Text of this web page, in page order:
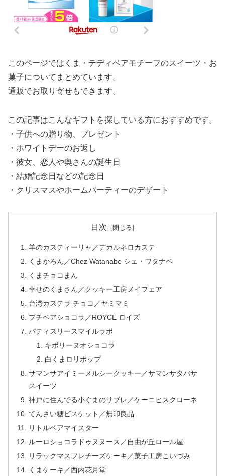
このページではくま・テディベアモチーフのスイーツ・お
菓子についてまとめています。
通販でお取り寄せもできます。
この記事はこんなギフトを探している方におすすめです。
・子供への贈り物、プレゼント
・ホワイトデーのお返し
・彼女、恋人や奥さんの誕生日
・結婚記念日などの記念日
・クリスマスやホームパーティーのデザート
目次
羊のカスティーリャ／デカルネロカステ
くまかろん／Chez Watanabe シェ・ワタナベ
くまチョコまん
幸せのくまさん／クッキー工房メイフェア
台湾カステラ チョコ／ヤミマミ
プチベアショコラ／ROYCE ロイズ
パティスリースマイルラボ
キボリーヌオショコラ
白くまロリポップ
サマンサアイミーメルシークッキー／サマンサタバサ
スイーツ
神戸に住んでる小ぐまのサブレ／ケーニヒスクローネ
てんさい糖ビスケット／無印良品
リトルベアマイスター
ルーロショコラドゥヌヌース／自由が丘ロール屋
リラックマスフレチーズケーキ／菓子工房こいづみ
くまケーキ／西内花月堂